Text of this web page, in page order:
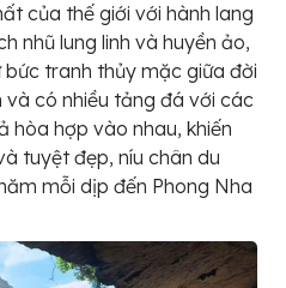
của thế giới với hành lang
nhũ lung linh và huyền ảo,
tranh thủy mặc giữa đời
có nhiều tảng đá với các
hòa hợp vào nhau, khiến
tuyệt đẹp, níu chân du
mỗi dịp đến Phong Nha